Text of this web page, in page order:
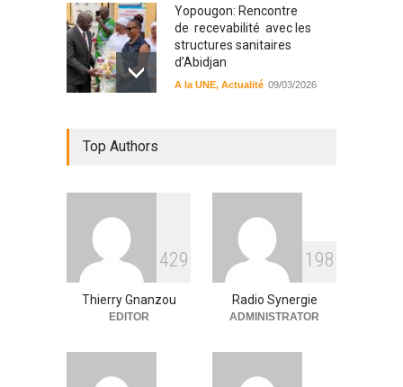
Yopougon: Rencontre
de recevabilité avec les
structures sanitaires
d’Abidjan
A la UNE, Actualité 09/03/2026
RFI Forme ses journalistes et
techniciens radios
partenaires.
Actualité 09/03/2026
Top Authors
429
Thierry Gnanzou
EDITOR
1 98
Radio Synergie
ADMINISTRATOR